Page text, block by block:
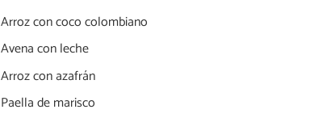
Arroz con coco colombiano
Avena con leche
Arroz con azafrán
Paella de marisco